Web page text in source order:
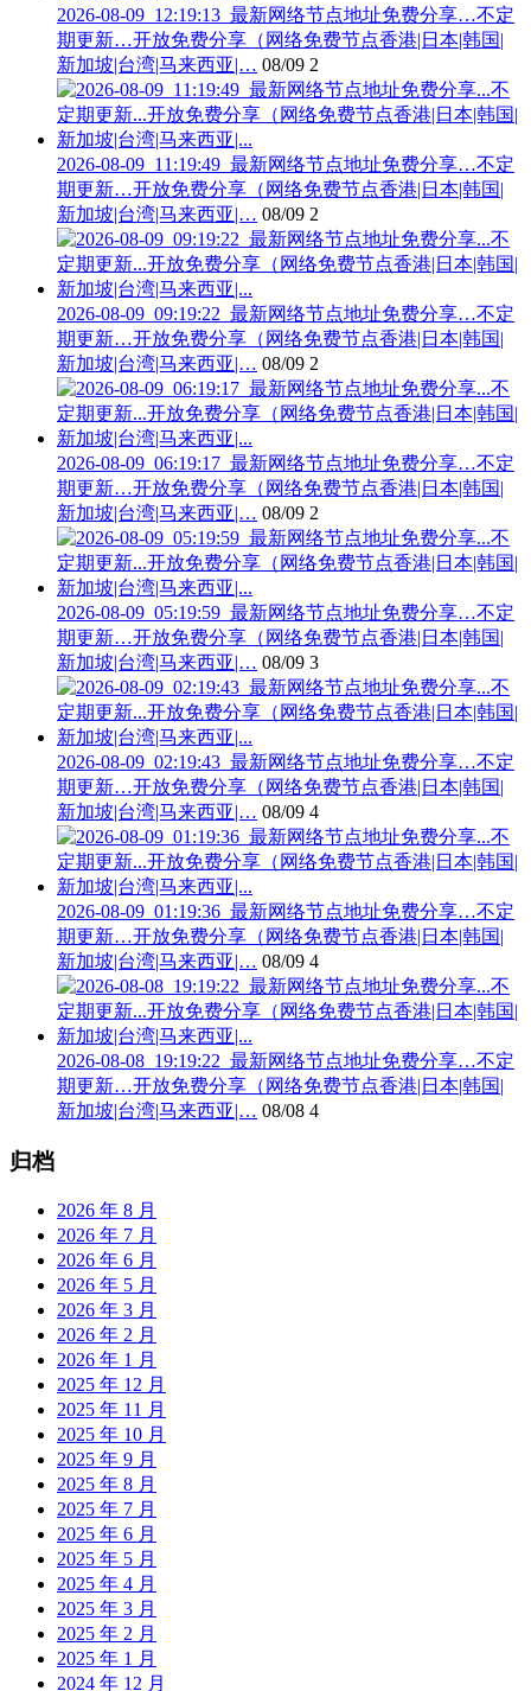
2026-08-09_12:19:13_最新网络节点地址免费分享…不定
期更新…开放免费分享（网络免费节点香港|日本|韩国|
新加坡|台湾|马来西亚|… 08/09 2
2026-08-09_11:19:49_最新网络节点地址免费分享…不定
期更新…开放免费分享（网络免费节点香港|日本|韩国|
新加坡|台湾|马来西亚|… 08/09 2
2026-08-09_09:19:22_最新网络节点地址免费分享…不定
期更新…开放免费分享（网络免费节点香港|日本|韩国|
新加坡|台湾|马来西亚|… 08/09 2
2026-08-09_06:19:17_最新网络节点地址免费分享…不定
期更新…开放免费分享（网络免费节点香港|日本|韩国|
新加坡|台湾|马来西亚|… 08/09 2
2026-08-09_05:19:59_最新网络节点地址免费分享…不定
期更新…开放免费分享（网络免费节点香港|日本|韩国|
新加坡|台湾|马来西亚|… 08/09 3
2026-08-09_02:19:43_最新网络节点地址免费分享…不定
期更新…开放免费分享（网络免费节点香港|日本|韩国|
新加坡|台湾|马来西亚|… 08/09 4
2026-08-09_01:19:36_最新网络节点地址免费分享…不定
期更新…开放免费分享（网络免费节点香港|日本|韩国|
新加坡|台湾|马来西亚|… 08/09 4
2026-08-08_19:19:22_最新网络节点地址免费分享…不定
期更新…开放免费分享（网络免费节点香港|日本|韩国|
新加坡|台湾|马来西亚|… 08/08 4
归档
2026 年 8 月
2026 年 7 月
2026 年 6 月
2026 年 5 月
2026 年 3 月
2026 年 2 月
2026 年 1 月
2025 年 12 月
2025 年 11 月
2025 年 10 月
2025 年 9 月
2025 年 8 月
2025 年 7 月
2025 年 6 月
2025 年 5 月
2025 年 4 月
2025 年 3 月
2025 年 2 月
2025 年 1 月
2024 年 12 月